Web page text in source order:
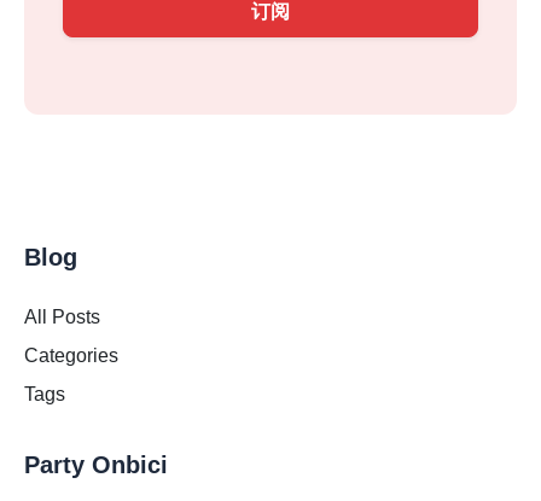
订阅
Blog
All Posts
Categories
Tags
Party Onbici